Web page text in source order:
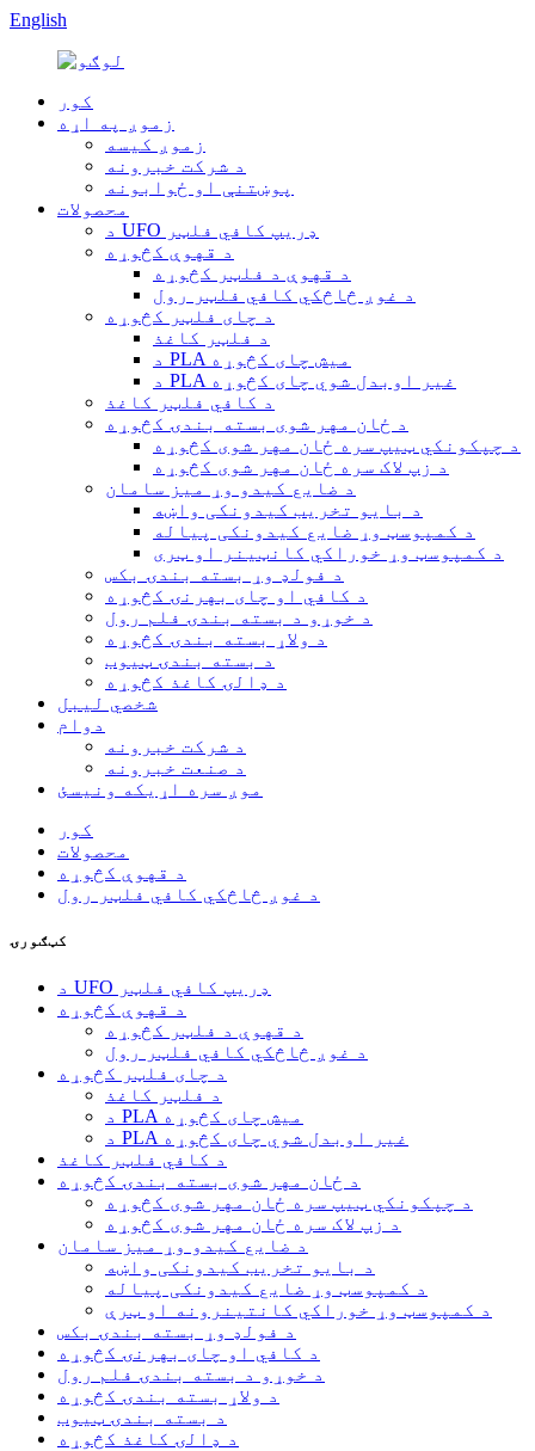
English
کور
زموږ په اړه
زموږ کیسه
د شرکت خبرونه
پوښتنې او ځوابونه
محصولات
د UFO ډریپ کافي فلټر
د قهوې کڅوړه
د قهوې د فلټر کڅوړه
د غوږ څاڅکي کافي فلټر رول
د چای فلټر کڅوړه
د فلټر کاغذ
د PLA میش چای کڅوړه
د PLA غیر اوبدل شوي چای کڅوړه
د کافي فلټر کاغذ
د ځان مهر شوی بسته بندۍ کڅوړه
د چپکونکي ټیپ سره ځان مهر شوی کڅوړه
د زپ لاک سره ځان مهر شوی کڅوړه
د ضایع کیدو وړ میز سامان
د بایو تخریب کیدونکی واښه
د کمپوسټ وړ ضایع کیدونکی پیاله
د کمپوسټ وړ خوراکي کانټینر او ټری
د فولډ وړ بسته بندۍ بکس
د کافي او چای بهرنۍ کڅوړه
د خوړو د بسته بندۍ فلم رول
د ولاړ بسته بندۍ کڅوړه
د بسته بندۍ ټیوب
د ډالۍ کاغذ کڅوړه
شخصي لیبل
دوام
د شرکت خبرونه
د صنعت خبرونه
موږ سره اړیکه ونیسئ
کور
محصولات
د قهوې کڅوړه
د غوږ څاڅکي کافي فلټر رول
کټګورۍ
د UFO ډریپ کافي فلټر
د قهوې کڅوړه
د قهوې د فلټر کڅوړه
د غوږ څاڅکي کافي فلټر رول
د چای فلټر کڅوړه
د فلټر کاغذ
د PLA میش چای کڅوړه
د PLA غیر اوبدل شوي چای کڅوړه
د کافي فلټر کاغذ
د ځان مهر شوی بسته بندۍ کڅوړه
د چپکونکي ټیپ سره ځان مهر شوی کڅوړه
د زپ لاک سره ځان مهر شوی کڅوړه
د ضایع کیدو وړ میز سامان
د بایو تخریب کیدونکی واښه
د کمپوسټ وړ ضایع کیدونکی پیاله
د کمپوسټ وړ خوراکي کانتینرونه او ټرې
د فولډ وړ بسته بندۍ بکس
د کافي او چای بهرنۍ کڅوړه
د خوړو د بسته بندۍ فلم رول
د ولاړ بسته بندۍ کڅوړه
د بسته بندۍ ټیوب
د ډالۍ کاغذ کڅوړه